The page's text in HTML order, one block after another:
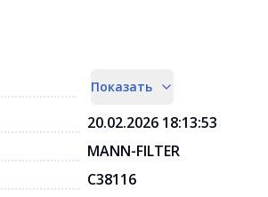
Показать
20.02.2026 18:13:53
MANN-FILTER
C38116